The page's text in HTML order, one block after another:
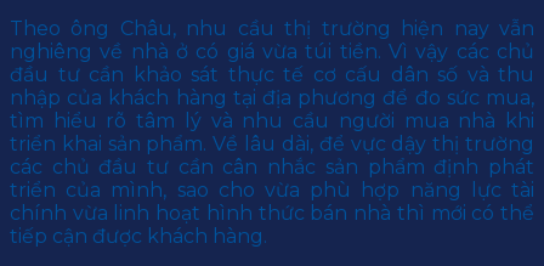
Theo ông Châu, nhu cầu thị trường hiện nay vẫn
nghiêng về nhà ở có giá vừa túi tiền. Vì vậy các chủ
đầu tư cần khảo sát thực tế cơ cấu dân số và thu
nhập của khách hàng tại địa phương để đo sức mua,
tìm hiểu rõ tâm lý và nhu cầu người mua nhà khi
triển khai sản phẩm. Về lâu dài, để vực dậy thị trường
các chủ đầu tư cần cân nhắc sản phẩm định phát
triển của mình, sao cho vừa phù hợp năng lực tài
chính vừa linh hoạt hình thức bán nhà thì mới có thể
tiếp cận được khách hàng.